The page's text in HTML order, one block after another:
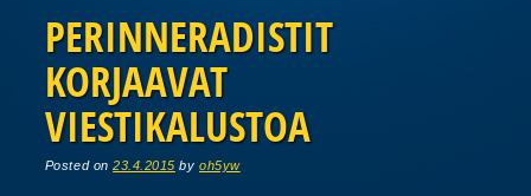
PERINNERADISTIT
KORJAAVAT
VIESTIKALUSTOA
Posted on23.4.2015 byoh5yw